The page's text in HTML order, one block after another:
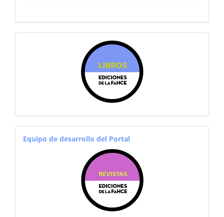
equiporevistas
Equipo de desarrollo del Portal